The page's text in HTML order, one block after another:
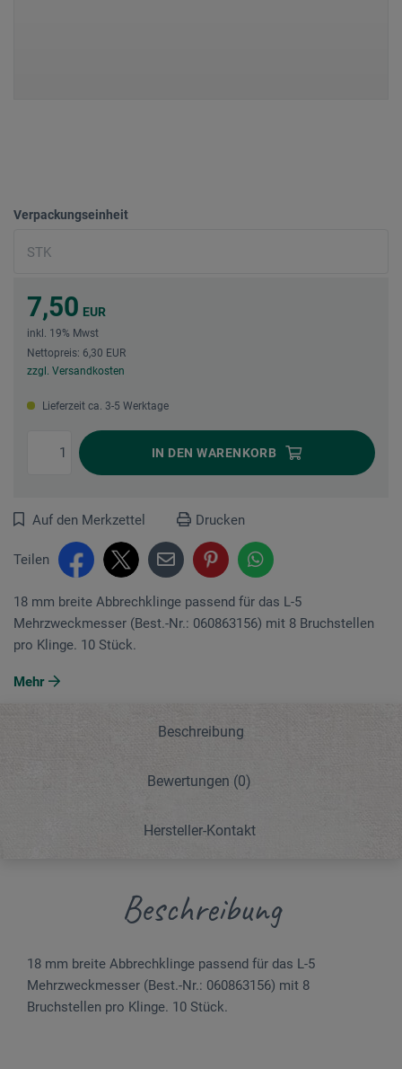
Verpackungseinheit
7,50 EUR
inkl. 19% Mwst
Nettopreis: 6,30 EUR
zzgl. Versandkosten
Lieferzeit ca. 3-5 Werktage
IN DEN WARENKORB
Auf den Merkzettel Drucken
Teilen
18 mm breite Abbrechklinge passend für das L-5
Mehrzweckmesser (Best.-Nr.: 060863156) mit 8 Bruchstellen
pro Klinge. 10 Stück.
Mehr
Beschreibung
Bewertungen (0)
Hersteller-Kontakt
Beschreibung
18 mm breite Abbrechklinge passend für das L-5
Mehrzweckmesser (Best.-Nr.: 060863156) mit 8
Bruchstellen pro Klinge. 10 Stück.